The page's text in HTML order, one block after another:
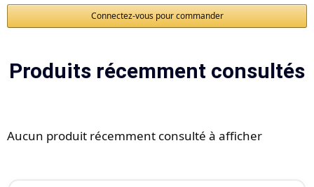
Connectez-vous pour commander
Produits récemment consultés
Aucun produit récemment consulté à afficher